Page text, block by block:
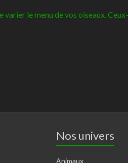
le menu de vos oiseaux.
Nos univers
Animaux